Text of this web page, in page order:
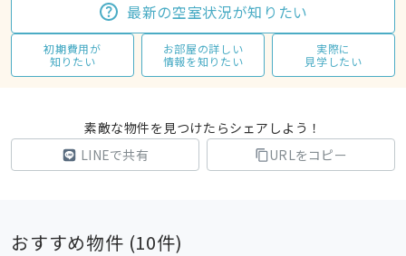
最新の空室状況が知りたい
初期費用が
知りたい
お部屋の詳しい
情報を知りたい
実際に
見学したい
素敵な物件を見つけたらシェアしよう！
LINEで共有
URLをコピー
おすすめ物件 (10件)